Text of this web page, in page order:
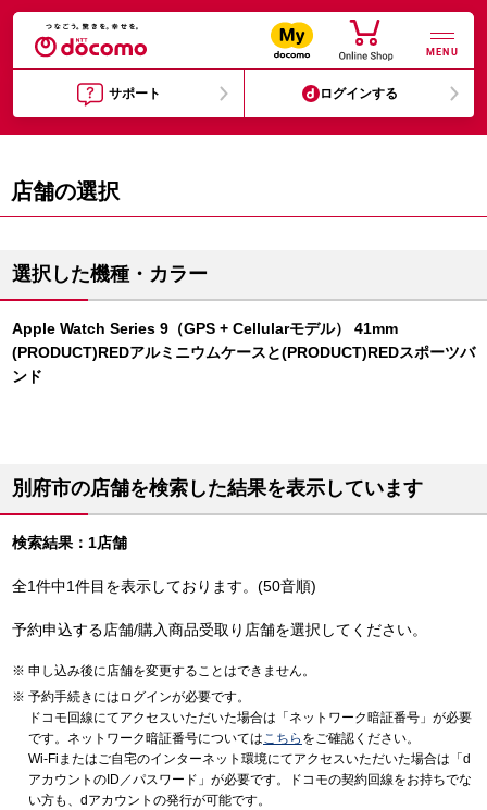
MENU
サポート ログインする
店舗の選択
選択した機種・カラー
Apple Watch Series 9（GPS + Cellularモデル） 41mm
(PRODUCT)REDアルミニウムケースと(PRODUCT)REDスポーツバ
ンド
別府市の店舗を検索した結果を表示しています
検索結果：1店舗
全1件中1件目を表示しております。(50音順)
予約申込する店舗/購入商品受取り店舗を選択してください。
申し込み後に店舗を変更することはできません。
予約手続きにはログインが必要です。
ドコモ回線にてアクセスいただいた場合は「ネットワーク暗証番号」が必要
です。ネットワーク暗証番号についてはこちら をご確認ください。
Wi-Fiまたはご自宅のインターネット環境にてアクセスいただいた場合は「d
アカウントのID／パスワード」が必要です。ドコモの契約回線をお持ちでな
い方も、dアカウントの発行が可能です。